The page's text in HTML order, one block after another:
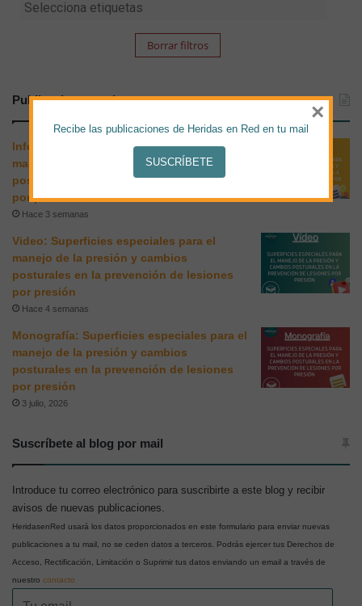
Borrar filtros
Publicaciones recientes
Infografía: Superficies especiales para el
manejo de la presión y cambios
posturales en la prevención de lesiones
por presión
Hace 3 semanas
Video: Superficies especiales para el
manejo de la presión y cambios
posturales en la prevención de lesiones
por presión
Hace 4 semanas
Monografía: Superficies especiales para el
manejo de la presión y cambios
posturales en la prevención de lesiones
por presión
3 julio, 2026
Suscríbete al blog por mail
Introduce tu correo electrónico para suscribirte a este blog y recibir
avisos de nuevas publicaciones.
HeridasenRed usará los datos proporcionados en este formulario para enviar nuevas
publicaciones a tu mail, no se ceden datos a terceros. Podrás ejercer tus Derechos de
Acceso, Rectificación, Limitación o Suprimir tus datos enviando un email a través de
nuestro contacto
Recibe las publicaciones de Heridas en Red en tu mail
SUSCRÍBETE
×